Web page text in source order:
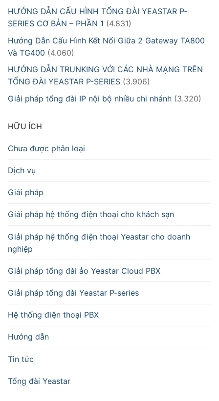
HƯỚNG DẪN CẤU HÌNH TỔNG ĐÀI YEASTAR P-
SERIES CƠ BẢN – PHẦN 1 (4.831)
Hướng Dẫn Cấu Hình Kết Nối Giữa 2 Gateway TA800
Và TG400 (4.060)
HƯỚNG DẪN TRUNKING VỚI CÁC NHÀ MẠNG TRÊN
TỔNG ĐÀI YEASTAR P-SERIES (3.906)
Giải pháp tổng đài IP nội bộ nhiều chi nhánh (3.320)
HỮU ÍCH
Chưa được phân loại
Dịch vụ
Giải pháp
Giải pháp hệ thống điện thoại cho khách sạn
Giải pháp hệ thống điện thoại Yeastar cho doanh
nghiệp
Giải pháp tổng đài ảo Yeastar Cloud PBX
Giải pháp tổng đài Yeastar P-series
Hệ thống điện thoại PBX
Hướng dẫn
Tin tức
Tổng đài Yeastar